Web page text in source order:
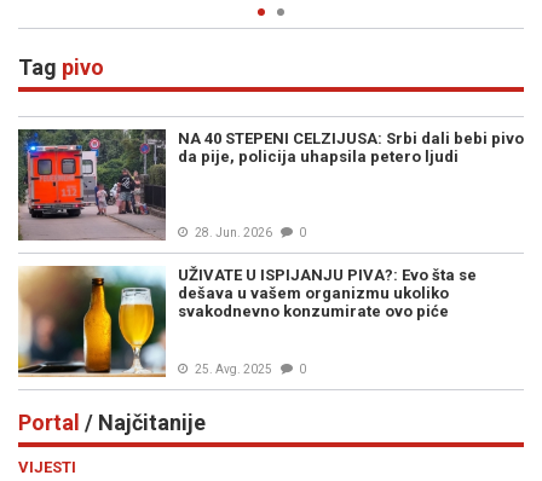
Tag pivo
NA 40 STEPENI CELZIJUSA: Srbi dali bebi pivo
da pije, policija uhapsila petero ljudi
28. Jun. 2026 0
UŽIVATE U ISPIJANJU PIVA?: Evo šta se
dešava u vašem organizmu ukoliko
svakodnevno konzumirate ovo piće
25. Avg. 2025 0
Portal / Najčitanije
VIJESTI